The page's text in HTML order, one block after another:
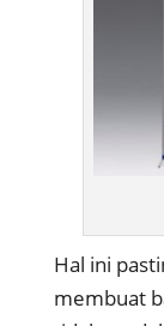
Hal ini
membuat